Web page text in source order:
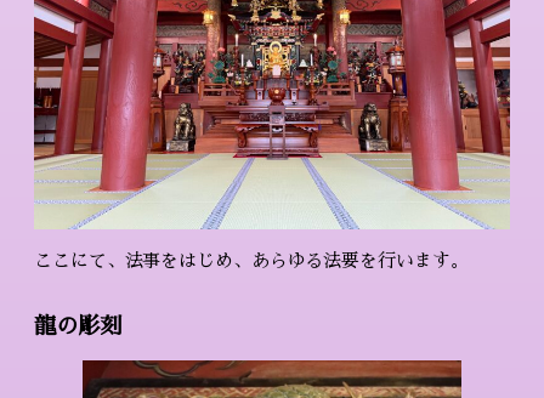
ここにて、法事をはじめ、あらゆる法要を行います。
龍の彫刻